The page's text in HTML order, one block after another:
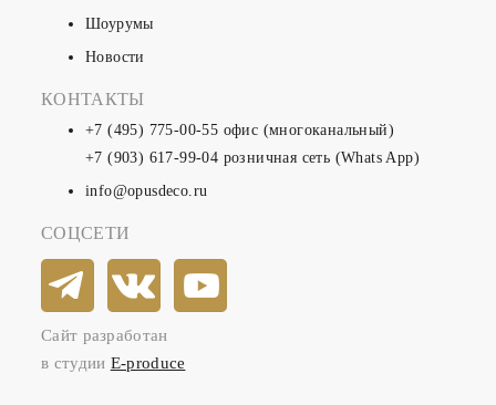
Шоурумы
Новости
КОНТАКТЫ
+7 (495) 775-00-55 офис (многоканальный)
+7 (903) 617-99-04 розничная сеть (Whats App)
info@opusdeco.ru
СОЦСЕТИ
Сайт разработан
в студии E-produce